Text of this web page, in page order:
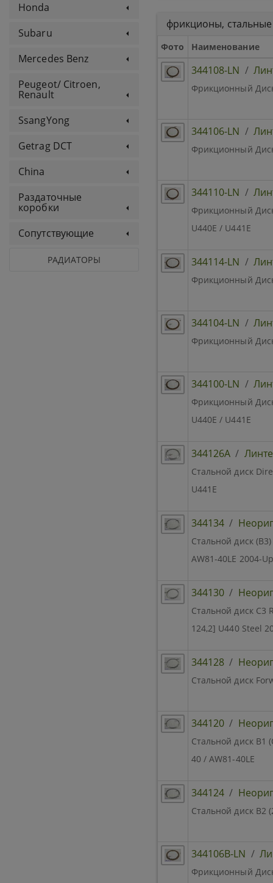
Honda
Subaru
Mercedes Benz
Peugeot/ Citroen,
Renault
SsangYong
Getrag DCT
China
Раздаточные
коробки
Сопутствующие
РАДИАТОРЫ
фрикционы,
Фото Наименование
344108-LN /
Фрикционный
344106-LN /
Фрикционный
344110-LN /
Фрикционный
U440E / U441E
344114-LN /
Фрикционный
344104-LN /
Фрикционный
344100-LN /
Фрикционный
U440E / U441E
344126A /
Стальной диск
U441E
344134 /
Стальной диск
AW81-40LE 2004-
344130 /
Стальной диск C3
124,2] U440 Steel
344128 /
Стальной диск
344120 /
Стальной диск B1
40 / AW81-40LE
344124 /
Стальной диск B2
344106B-LN /
Фрикционный